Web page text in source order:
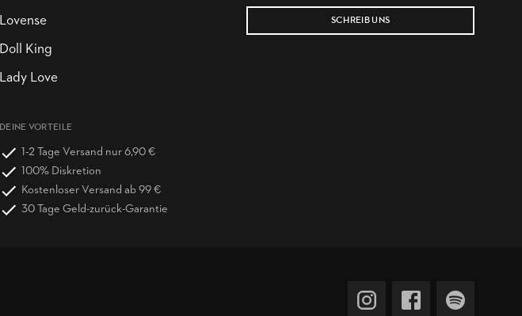
SCHREIB UNS
Lovense
Doll King
Lady Love
DEINE VORTEILE
1-2 Tage Versand nur 6,90 €
100% Diskretion
Kostenloser Versand ab 99 €
30 Tage Geld-zurück-Garantie